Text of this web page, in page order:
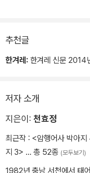
추천글
한겨레: 한겨레 신문 2014
저자 소개
지은이: 천효정
최근작 : <암행어사 박아
지 3> … 총 52종 (모두보기)
1982년 충남 서천에서 태